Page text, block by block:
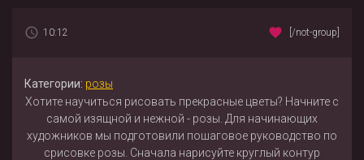
10:12 [/not-group]
Категории: розы
Хотите научиться рисовать прекрасные цветы? Начните с
самой изящной и нежной - розы. Для начинающих
художников мы подготовили пошаговое руководство по
срисовке розы. Сначала нарисуйте круглый контур